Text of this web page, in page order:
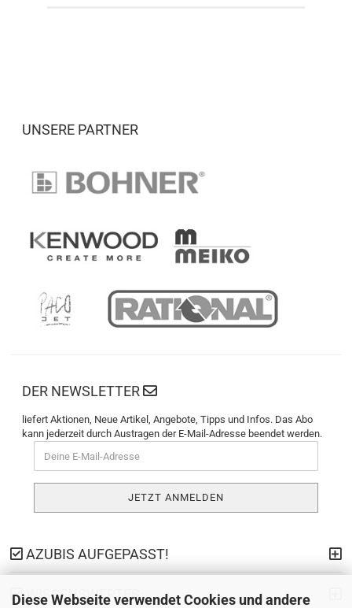
Diese Webseite verwendet Cookies und andere
UNSERE PARTNER
DER NEWSLETTER
liefert Aktionen, Neue Artikel, Angebote, Tipps und Infos. Das Abo
kann jederzeit durch Austragen der E-Mail-Adresse beendet werden.
AZUBIS AUFGEPASST!
WISSENSWERTES